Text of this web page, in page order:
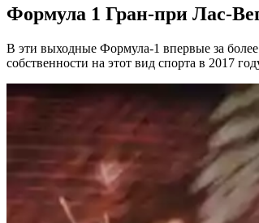
Формула 1 Гран-при Лас-
В эти выходные Формула-1 впервые за
собственности на этот вид спорта в 2017